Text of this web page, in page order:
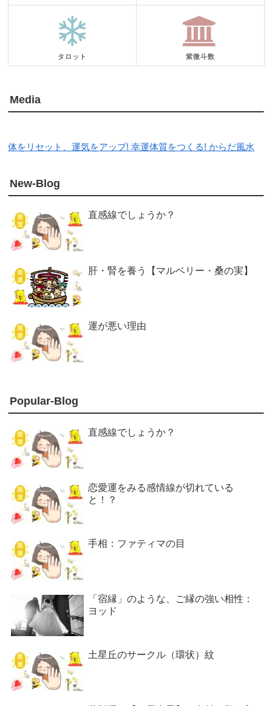
タロット 紫微斗数
Media
体をリセット、運気をアップ! 幸運体質をつくる! からだ風水
New-Blog
直感線でしょうか？
肝・腎を養う【マルベリー・桑の実】
運が悪い理由
Popular-Blog
直感線でしょうか？
恋愛運をみる感情線が切れている
と！？
手相：ファティマの目
「宿縁」のような、ご縁の強い相性：
ヨッド
土星丘のサークル（環状）紋